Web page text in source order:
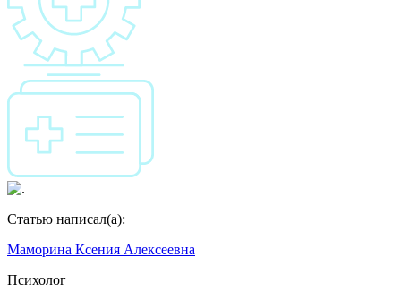
Статью написал(а):
Маморина Ксения Алексеевна
Психолог